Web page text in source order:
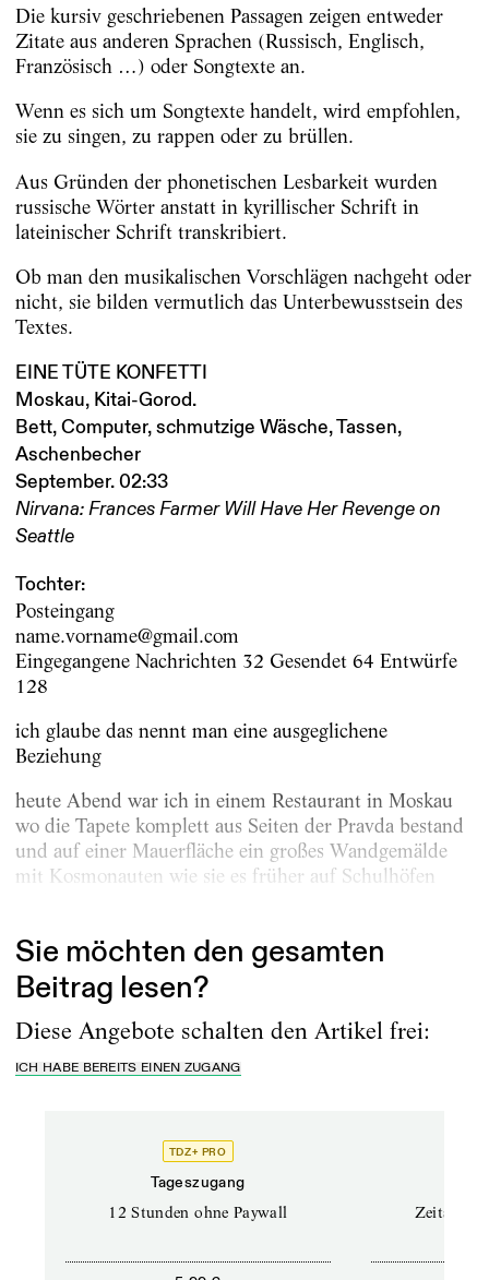
Die kursiv geschriebenen Passagen zeigen entweder
Zitate aus anderen Sprachen (Russisch, Englisch,
Französisch …) oder Songtexte an.
Wenn es sich um Songtexte handelt, wird empfohlen,
sie zu singen, zu rappen oder zu brüllen.
Aus Gründen der phonetischen Lesbarkeit wurden
russische Wörter anstatt in kyrillischer Schrift in
lateinischer Schrift transkribiert.
Ob man den musikalischen Vorschlägen nachgeht oder
nicht, sie bilden vermutlich das Unterbewusstsein des
Textes.
EINE TÜTE KONFETTI
Moskau, Kitai-Gorod.
Bett, Computer, schmutzige Wäsche, Tassen,
Aschenbecher
September. 02:33
Nirvana: Frances Farmer Will Have Her Revenge on
Seattle
Tochter:
Posteingang
name.vorname@gmail.com
Eingegangene Nachrichten 32 Gesendet 64 Entwürfe
128
ich glaube das nennt man eine ausgeglichene
Beziehung
heute Abend war ich in einem Restaurant in Moskau
wo die Tapete komplett aus Seiten der Pravda bestand
und auf einer Mauerfläche ein großes Wandgemälde
mit Kosmonauten wie sie es früher auf Schulhöfen
Sie möchten den gesamten
Beitrag lesen?
Diese Angebote schalten den Artikel frei:
ICH HABE BEREITS EINEN ZUGANG
TDZ+ PRO
Tageszugang
12 Stunden ohne Paywall